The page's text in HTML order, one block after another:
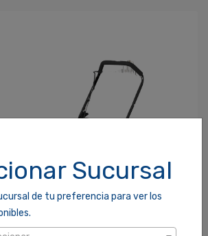
Sucursal
de tu preferencia para ver los